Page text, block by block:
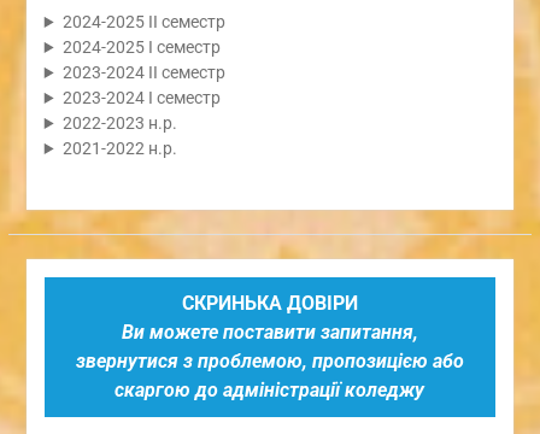
2024-2025 ІІ семестр
2024-2025 І семестр
2023-2024 ІІ семестр
2023-2024 І семестр
2022-2023 н.р.
2021-2022 н.р.
СКРИНЬКА ДОВІРИ
Ви можете поставити запитання,
звернутися з проблемою, пропозицією або
скаргою до адміністрації коледжу